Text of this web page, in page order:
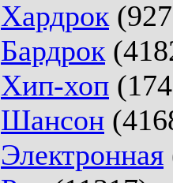
Хардрок
Бардрок
Хип-хоп
Шансон
Электронная